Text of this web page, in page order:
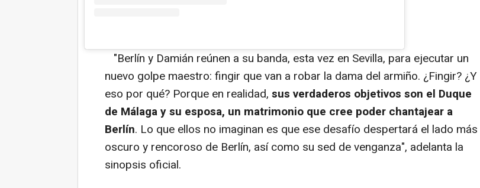
"Berlín y Damián reúnen a su banda, esta vez en Sevilla, para ejecutar un
nuevo golpe maestro: fingir que van a robar la dama del armiño. ¿Fingir? ¿Y
eso por qué? Porque en realidad, sus verdaderos objetivos son el Duque
de Málaga y su esposa, un matrimonio que cree poder chantajear a
Berlín. Lo que ellos no imaginan es que ese desafío despertará el lado más
oscuro y rencoroso de Berlín, así como su sed de venganza", adelanta la
sinopsis oficial.